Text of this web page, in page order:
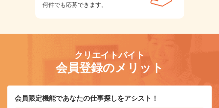
何件でも応募できます。
クリエイトバイト
会員登録のメリット
会員限定機能であなたの仕事探しをアシスト！